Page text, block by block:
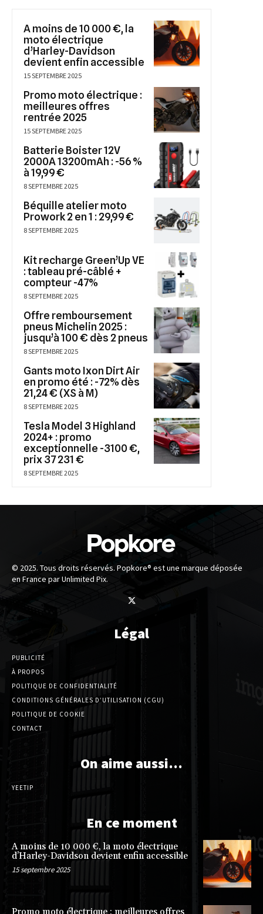
A moins de 10 000 €, la
moto électrique
d’Harley-Davidson
devient enfin accessible
15 SEPTEMBRE 2025
Promo moto électrique :
meilleures offres
rentrée 2025
15 SEPTEMBRE 2025
Batterie Boister 12V
2000A 13200mAh : -56 %
à 19,99 €
8 SEPTEMBRE 2025
Béquille atelier moto
Prowork 2 en 1 : 29,99 €
8 SEPTEMBRE 2025
Kit recharge Green’Up VE
: tableau pré-câblé +
compteur -47%
8 SEPTEMBRE 2025
Offre remboursement
pneus Michelin 2025 :
jusqu’à 100 € dès 2 pneus
8 SEPTEMBRE 2025
Gants moto Ixon Dirt Air
en promo été : -72% dès
21,24 € (XS à M)
8 SEPTEMBRE 2025
Tesla Model 3 Highland
2024+ : promo
exceptionnelle -3100 €,
prix 37 231 €
8 SEPTEMBRE 2025
© 2025. Tous droits réservés. Popkore® est une marque déposée
en France par Unlimited Pix.
Légal
PUBLICITÉ
À PROPOS
POLITIQUE DE CONFIDENTIALITÉ
CONDITIONS GÉNÉRALES D’UTILISATION (CGU)
POLITIQUE DE COOKIE
CONTACT
On aime aussi…
YEETIP
En ce moment
A moins de 10 000 €, la moto électrique
d’Harley-Davidson devient enfin accessible
15 septembre 2025